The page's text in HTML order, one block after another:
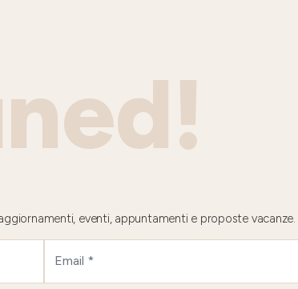
eventi, appuntamenti e proposte vacanze.